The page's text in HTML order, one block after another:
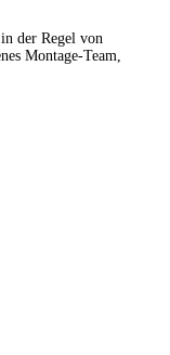
der Regel von
Montage-Team,